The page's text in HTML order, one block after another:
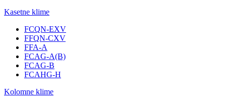
Kasetne klime
FCQN-EXV
FFQN-CXV
FFA-A
FCAG-A(B)
FCAG-B
FCAHG-H
Kolomne klime